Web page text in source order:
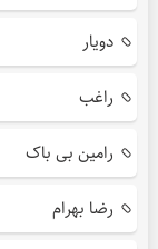
دویار
راغب
رامین بی باک
رضا بهرام